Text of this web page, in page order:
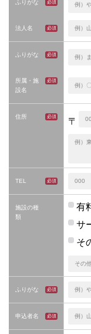
ふりがな
法人名
ふりがな
所属・施
設名
住所 〒
TEL
施設の種
類
有
サ
そ
ふりがな
申込者名